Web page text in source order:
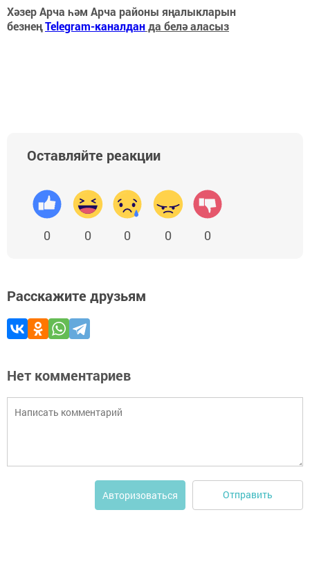
Хәзер Арча һәм Арча районы яңалыкларын
безнеңTelegram-каналданда белә аласыз
Оставляйте реакции
0 0 0 0 0
Расскажите друзьям
Нет комментариев
Авторизоваться Отправить